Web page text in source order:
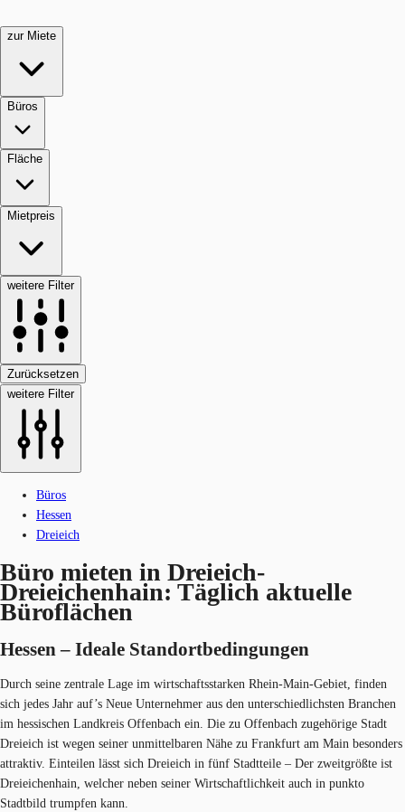
zur Miete
Büros
Fläche
Mietpreis
weitere Filter
Zurücksetzen
weitere Filter
Büros
Hessen
Dreieich
Büro mieten in Dreieich-
Dreieichenhain: Täglich aktuelle
Büroflächen
Hessen – Ideale Standortbedin​​gun​gen
Durch seine zentrale Lage im wirtschaftsstarken Rhein-Main-Gebiet, finden
sich jedes Jahr auf’s Neue Unternehmer aus den unterschiedlichsten Branchen
im hessischen Landkreis Offenbach ein. Die zu Offenbach zugehörige Stadt
Dreieich ist wegen seiner unmittelbaren Nähe zu Frankfurt am Main besonders
attraktiv. Einteilen lässt sich Dreieich in fünf Stadtteile – Der zweitgrößte ist
Dreieichenhain, welcher neben seiner Wirtschaftlichkeit auch in punkto
Stadtbild trumpfen kann.